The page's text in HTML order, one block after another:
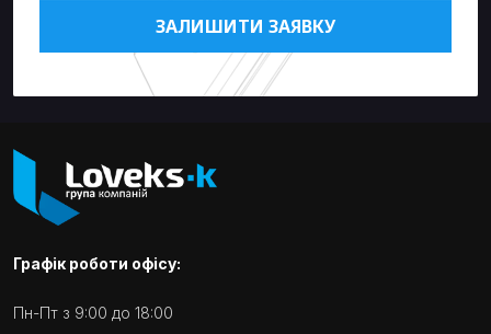
Графік роботи офісу:
Пн-Пт з 9:00 до 18:00